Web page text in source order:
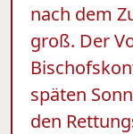
nach dem
groß. Der
späten
den